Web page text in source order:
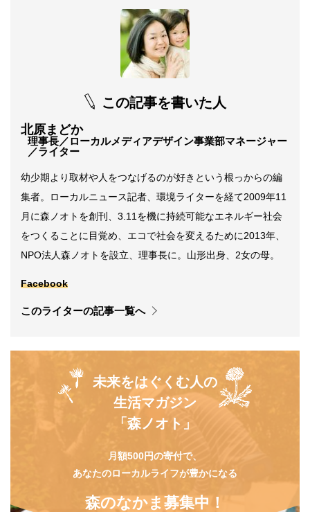
この記事を書いた人
北原まどか
理事長／ローカルメディアデザイン事業部マネージャー
／ライター
幼少期より取材や人をつなげるのが好きという根っからの編
集者。ローカルニュース記者、環境ライターを経て2009年11
月に森ノオトを創刊、3.11を機に持続可能なエネルギー社会
をつくることに目覚め、エコで社会を変えるために2013年、
NPO法人森ノオトを設立、理事長に。山形出身、2女の母。
Facebook
このライターの記事一覧へ
未来をはぐくむ人の
生活マガジン
「森ノオト」
月額500円の寄付で、
あなたのローカルライフが豊かになる
森のなかま募集中！